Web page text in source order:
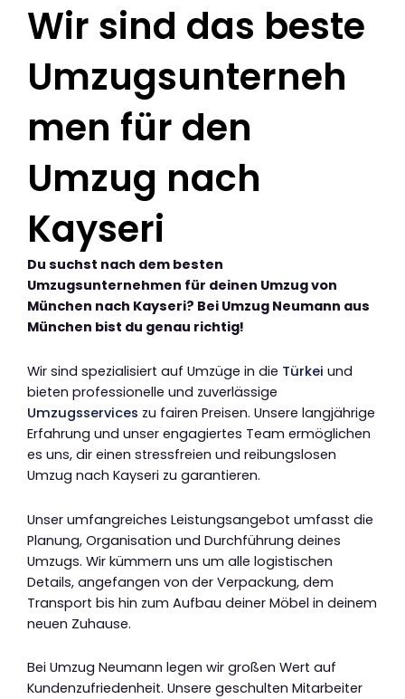
Wir sind das beste
Umzugsunterneh
men für den
Umzug nach
Kayseri
Du suchst nach dem besten
Umzugsunternehmen für deinen Umzug von
München nach Kayseri? Bei Umzug Neumann aus
München bist du genau richtig!
Wir sind spezialisiert auf Umzüge in die Türkei und
bieten professionelle und zuverlässige
Umzugsservices zu fairen Preisen. Unsere langjährige
Erfahrung und unser engagiertes Team ermöglichen
es uns, dir einen stressfreien und reibungslosen
Umzug nach Kayseri zu garantieren.
Unser umfangreiches Leistungsangebot umfasst die
Planung, Organisation und Durchführung deines
Umzugs. Wir kümmern uns um alle logistischen
Details, angefangen von der Verpackung, dem
Transport bis hin zum Aufbau deiner Möbel in deinem
neuen Zuhause.
Bei Umzug Neumann legen wir großen Wert auf
Kundenzufriedenheit. Unsere geschulten Mitarbeiter